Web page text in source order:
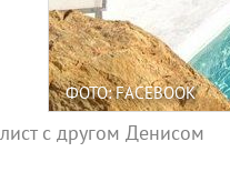
ФОТО: FACEBOOK
с другом Денисом